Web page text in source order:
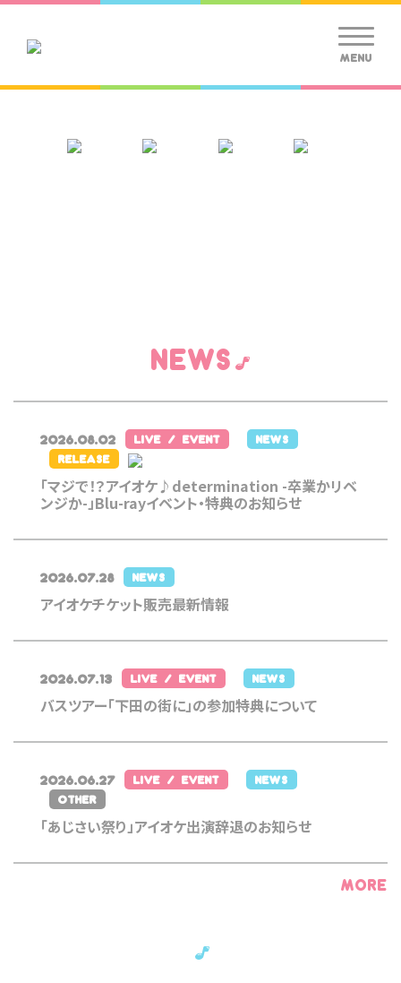
MENU
NEWS
2026.08.02 LIVE / EVENT
NEWS
RELEASE
「マジで！？アイオケ♪determination -卒業かリベ
ンジか-」Blu-rayイベント・特典のお知らせ
2026.07.28 NEWS
アイオケチケット販売最新情報
2026.07.13 LIVE / EVENT NEWS
バスツアー「下田の街に」の参加特典について
2026.06.27 LIVE / EVENT
NEWS
OTHER
「あじさい祭り」アイオケ出演辞退のお知らせ
MORE